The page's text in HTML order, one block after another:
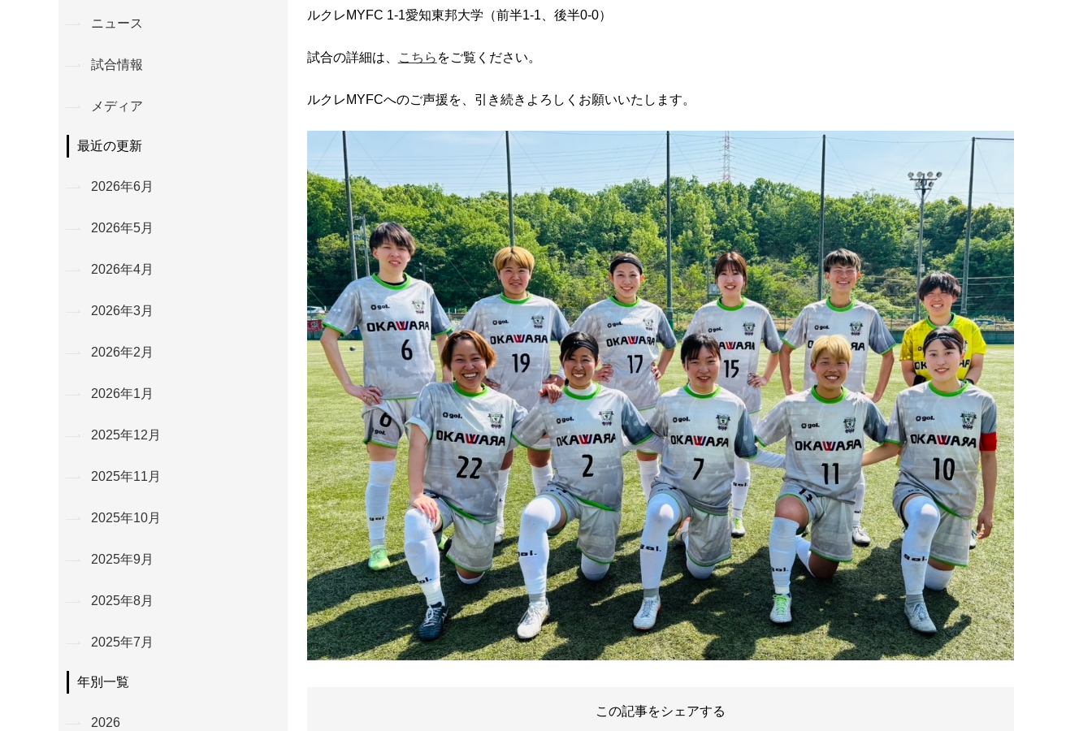
ルクレMYFC 1-1愛知東邦大学（前半1-1、後半0-0）
試合の詳細は、 こちら をご覧ください。
ルクレMYFCへのご声援を、引き続きよろしくお願いいたします。
この記事をシェアする
ニュース
試合情報
メディア
最近の更新
2026年6月
2026年5月
2026年4月
2026年3月
2026年2月
2026年1月
2025年12月
2025年11月
2025年10月
2025年9月
2025年8月
2025年7月
年別一覧
2026